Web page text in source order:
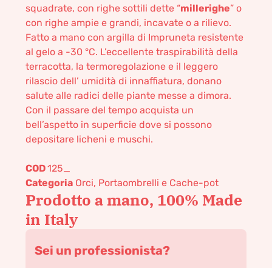
squadrate, con righe sottili dette “millerighe” o
con righe ampie e grandi, incavate o a rilievo.
Fatto a mano con argilla di Impruneta resistente
al gelo a -30 °C. L’eccellente traspirabilità della
terracotta, la termoregolazione e il leggero
rilascio dell’ umidità di innaffiatura, donano
salute alle radici delle piante messe a dimora.
Con il passare del tempo acquista un
bell’aspetto in superficie dove si possono
depositare licheni e muschi.
COD125_
Categoria Orci, Portaombrelli e Cache-pot
Prodotto a mano, 100% Made
in Italy
Sei un professionista?